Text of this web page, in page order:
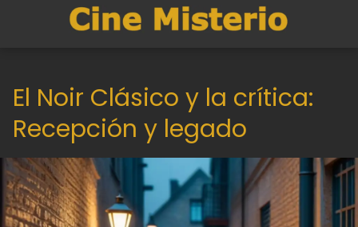
El Noir Clásico y la crítica:
Recepción y legado